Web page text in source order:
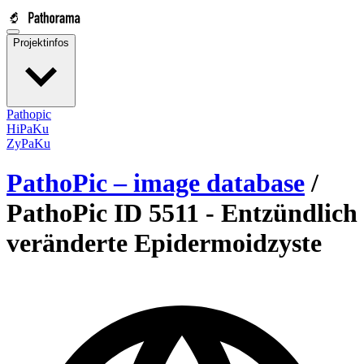
Projektinfos
Pathopic
HiPaKu
ZyPaKu
PathoPic – image database /
PathoPic ID 5511 - Entzündlich
veränderte Epidermoidzyste